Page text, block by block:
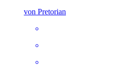
von Pretorian